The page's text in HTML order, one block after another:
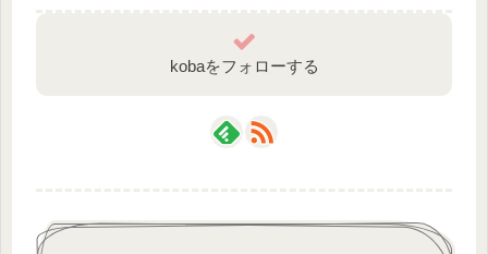
kobaをフォローする